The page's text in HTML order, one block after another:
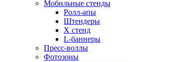
Мобильные стенды
Ролл-апы
Штендеры
Х стенд
L-баннеры
Пресс-воллы
Фотозоны